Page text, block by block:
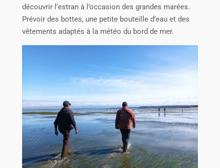
découvrir l’estran à l’occasion des grandes marées.
Prévoir des bottes, une petite bouteille d’eau et des
vêtements adaptés à la météo du bord de mer.